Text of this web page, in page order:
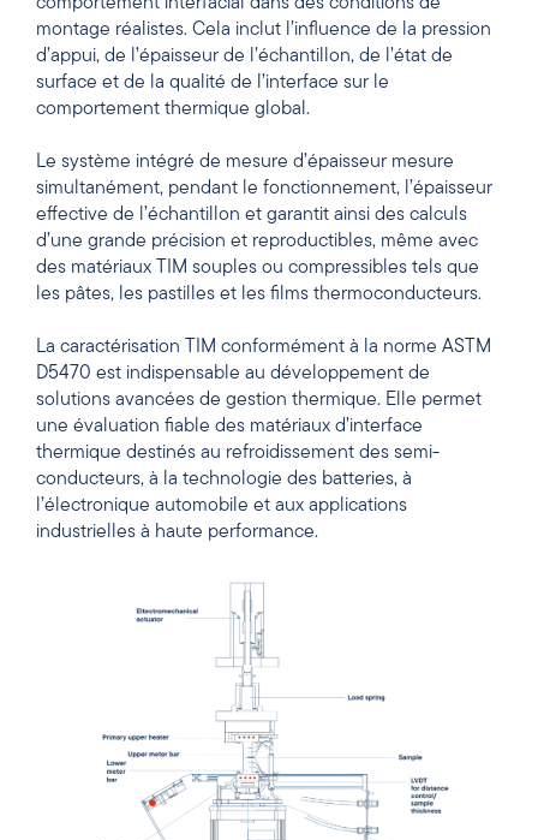
montage réalistes. Cela inclut l’influence de la pression
d’appui, de l’épaisseur de l’échantillon, de l’état de
surface et de la qualité de l’interface sur le
comportement thermique global.
Le système intégré de mesure d’épaisseur mesure
simultanément, pendant le fonctionnement, l’épaisseur
effective de l’échantillon et garantit ainsi des calculs
d’une grande précision et reproductibles, même avec
des matériaux TIM souples ou compressibles tels que
les pâtes, les pastilles et les films thermoconducteurs.
La caractérisation TIM conformément à la norme ASTM
D5470 est indispensable au développement de
solutions avancées de gestion thermique. Elle permet
une évaluation fiable des matériaux d’interface
thermique destinés au refroidissement des semi-
conducteurs, à la technologie des batteries, à
l’électronique automobile et aux applications
industrielles à haute performance.